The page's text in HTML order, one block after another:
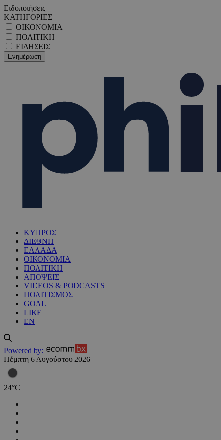
Ειδοποιήσεις
ΚΑΤΗΓΟΡΙΕΣ
ΟΙΚΟΝΟΜΙΑ
ΠΟΛΙΤΙΚΗ
ΕΙΔΗΣΕΙΣ
ΚΥΠΡΟΣ
ΔΙΕΘΝΗ
ΕΛΛΑΔΑ
ΟΙΚΟΝΟΜΙΑ
ΠΟΛΙΤΙΚΗ
ΑΠΟΨΕΙΣ
VIDEOS & PODCASTS
ΠΟΛΙΤΙΣΜΟΣ
GOAL
LIKE
EN
Powered by:
Πέμπτη 6 Αυγούστου 2026
24°C